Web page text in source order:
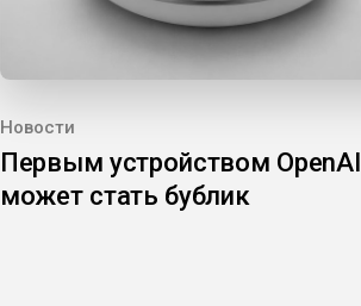
Новости
Первым устройством OpenAI
может стать бублик